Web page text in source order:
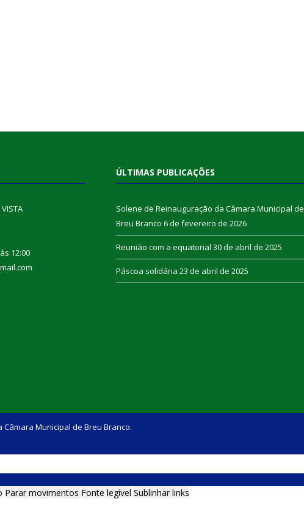
12:00
ÚLTIMAS PUBLICAÇÕES
Solene de Reinauguração da Câmara Municipal de
Breu Branco 6 de fevereiro de 2026
Reunião com a equatorial 30 de abril de 2025
Páscoa solidária 23 de abril de 2025
Municipal de Breu Branco.
Parar movimentos Fonte legível Sublinhar links